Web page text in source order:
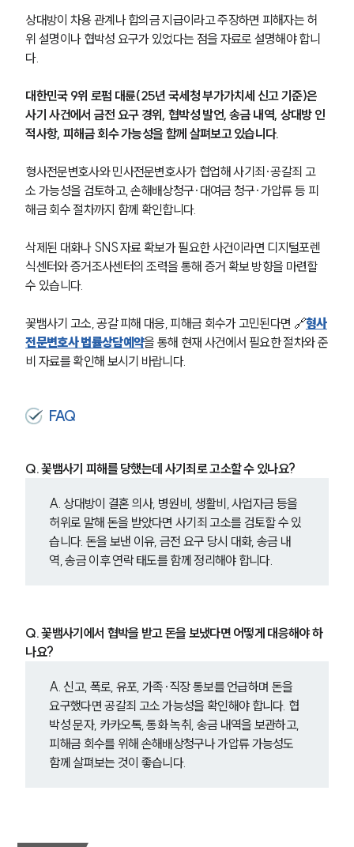
상대방이 차용 관계나 합의금 지급이라고 주장하면 피해자는 허
위 설명이나 협박성 요구가 있었다는 점을 자료로 설명해야 합니
다.
대한민국 9위 로펌 대륜(25년 국세청 부가가치세 신고 기준)은
사기 사건에서 금전 요구 경위, 협박성 발언, 송금 내역, 상대방 인
적사항, 피해금 회수 가능성을 함께 살펴보고 있습니다.
형사전문변호사와 민사전문변호사가 협업해 사기죄·공갈죄 고
소 가능성을 검토하고, 손해배상청구·대여금 청구·가압류 등 피
해금 회수 절차까지 함께 확인합니다.
삭제된 대화나 SNS 자료 확보가 필요한 사건이라면 디지털포렌
식센터와 증거조사센터의 조력을 통해 증거 확보 방향을 마련할
수 있습니다.
꽃뱀사기 고소, 공갈 피해 대응, 피해금 회수가 고민된다면 🔗형사
전문변호사 법률상담예약을 통해 현재 사건에서 필요한 절차와 준
비 자료를 확인해 보시기 바랍니다.
FAQ
Q. 꽃뱀사기 피해를 당했는데 사기죄로 고소할 수 있나요?
A. 상대방이 결혼 의사, 병원비, 생활비, 사업자금 등을
허위로 말해 돈을 받았다면 사기죄 고소를 검토할 수 있
습니다. 돈을 보낸 이유, 금전 요구 당시 대화, 송금 내
역, 송금 이후 연락 태도를 함께 정리해야 합니다.
Q. 꽃뱀사기에서 협박을 받고 돈을 보냈다면 어떻게 대응해야 하
나요?
A. 신고, 폭로, 유포, 가족·직장 통보를 언급하며 돈을
요구했다면 공갈죄 고소 가능성을 확인해야 합니다. 협
박성 문자, 카카오톡, 통화 녹취, 송금 내역을 보관하고,
피해금 회수를 위해 손해배상청구나 가압류 가능성도
함께 살펴보는 것이 좋습니다.